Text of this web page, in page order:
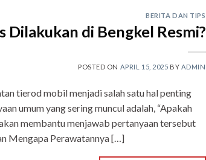
BERITA DAN TIPS
di Bengkel Resmi?
POSTED ON APRIL 15, 2025 BY ADMIN
tierod mobil menjadi salah satu hal penting
umum yang sering muncul adalah, “Apakah
membantu menjawab pertanyaan tersebut
Mengapa Perawatannya […]